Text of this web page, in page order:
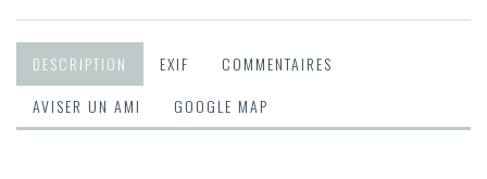
DESCRIPTION EXIF
COMMENTAIRES
AVISER UN AMI
GOOGLE MAP